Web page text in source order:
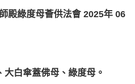
母薈供法會 2025年 06
白傘蓋佛母、綠度母。